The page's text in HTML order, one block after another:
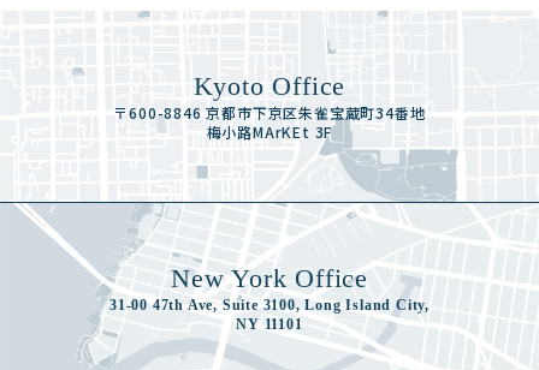
Kyoto Office
〒600-8846 京都市下京区朱雀宝蔵町34番地
梅小路MArKEt 3F
New York Office
31-00 47th Ave, Suite 3100, Long Island City,
NY 11101